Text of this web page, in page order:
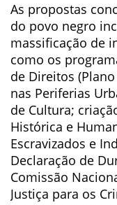
As propostas
do povo negro
massificação de
como os
de Direitos
nas Periferias
de Cultura;
Histórica e
Escravizados e
Declaração de
Comissão
Justiça para os